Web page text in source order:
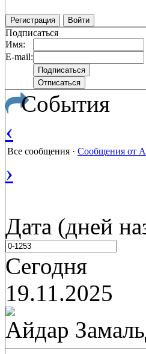
Регистрация Войти
Подписаться
Имя:
E-mail:
События
‹
Все сообщения · Сообщения от
›
Дата (дней
Сегодня
19.11.2025
Айдар